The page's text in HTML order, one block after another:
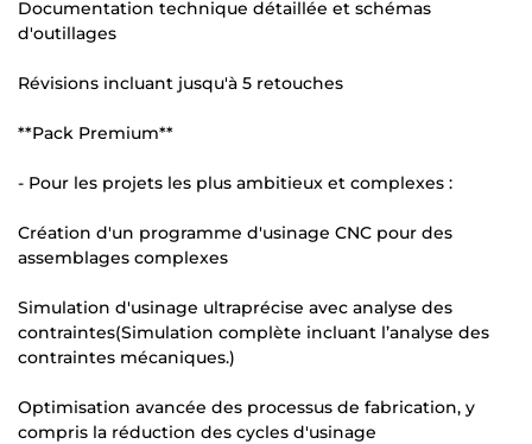
Documentation technique détaillée et schémas
d'outillages
Révisions incluant jusqu'à 5 retouches
**Pack Premium**
- Pour les projets les plus ambitieux et complexes :
Création d'un programme d'usinage CNC pour des
assemblages complexes
Simulation d'usinage ultraprécise avec analyse des
contraintes(Simulation complète incluant l’analyse des
contraintes mécaniques.)
Optimisation avancée des processus de fabrication, y
compris la réduction des cycles d'usinage